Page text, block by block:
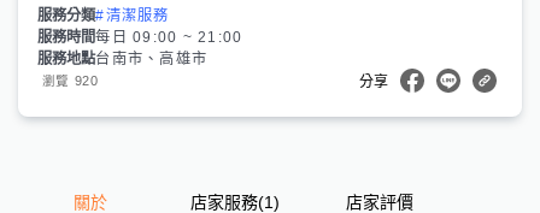
服務分類#清潔服務
服務時間每日 09:00 ~ 21:00
服務地點台南市、高雄市
瀏覽 920 分享
關於 店家服務(1) 店家評價